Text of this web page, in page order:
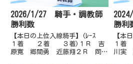
2026/1/27 騎手・調教師
勝利数
【本日の上位入線騎手】(ﾚｰｽ
１着 ２着 ３着)１Ｒ 吉
原寛 郷間勇 近藤翔２Ｒ 岡村
勝利
【本
１
川実